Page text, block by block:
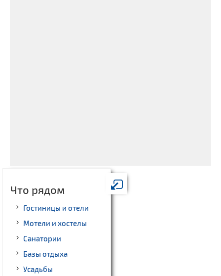
Что рядом
Гостиницы и отели
Мотели и хостелы
Санатории
Базы отдыха
Усадьбы